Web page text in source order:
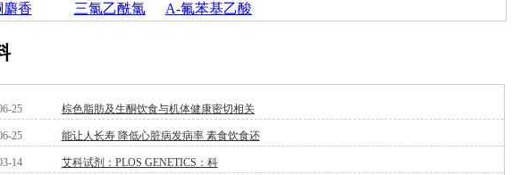
麝香 三氯乙酰氯 Α-氟苯基乙酸
25 棕色脂肪及生酮饮食与机体健康密切相关
25 能让人长寿 降低心脏病发病率 素食饮食还
14 艾科试剂：PLOS GENETICS：科